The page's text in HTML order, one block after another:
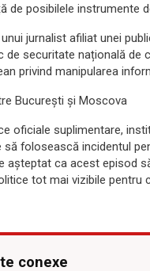
de posibilele instrumente
jurnalist afiliat unei
de securitate națională
privind manipularea
București și Moscova
oficiale suplimentare,
folosească incidentul
așteptat ca acest episod
tot mai vizibile
conexe